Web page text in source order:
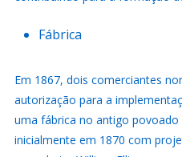
Fábrica
Em 1867, dois comerciantes
autorização para a
uma fábrica no antigo povoado
inicialmente em 1870 com